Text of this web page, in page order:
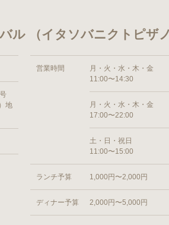
ル （イタソバニクトピザ
号
地
営業時間
月・火・水・木・金
11:00〜14:30
月・火・水・木・金
17:00〜22:00
土・日・祝日
11:00〜15:00
ランチ予算 1,000円〜2,000円
ディナー予算 2,000円〜5,000円